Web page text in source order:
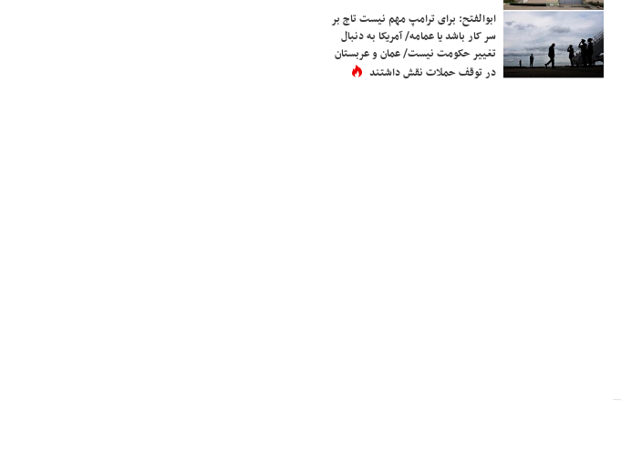
ابوالفتح: برای ترامپ مهم نیست تاج بر
سر کار باشد یا عمامه/ آمریکا به دنبال
تغییر حکومت نیست/ عمان و عربستان
در توقف حملات نقش داشتند